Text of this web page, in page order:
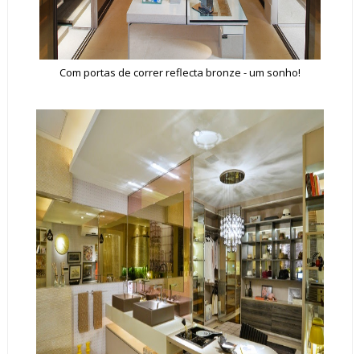
Com portas de correr reflecta bronze - um sonho!